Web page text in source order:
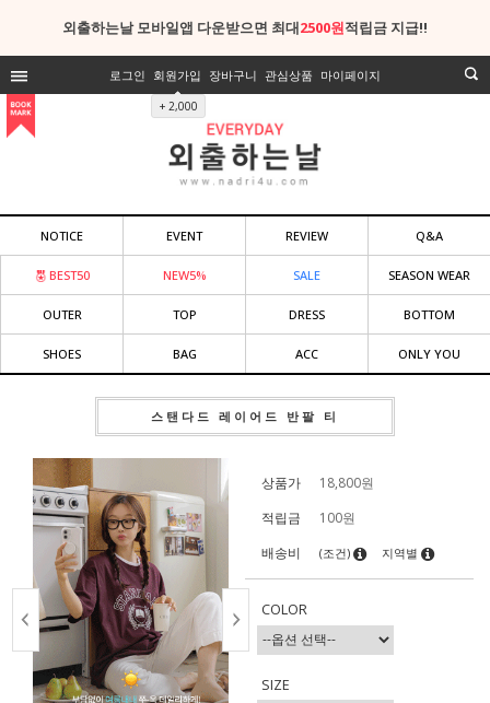
외출하는날 모바일앱 다운받으면 최대2500원적립금 지급!!
로그인 회원가입
+ 2,000
장바구니 관심상품 마이페이지
NOTICE EVENT REVIEW Q&A
BEST50 NEW5% SALE SEASON WEAR
OUTER TOP DRESS BOTTOM
SHOES BAG ACC ONLY YOU
스탠다드 레이어드 반팔 티
상품가 18,800원
적립금
100원
배송비
(조건) 지역별
COLOR
SIZE